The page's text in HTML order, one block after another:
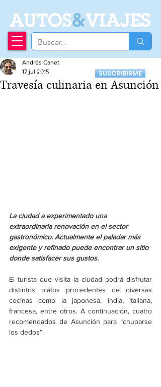
AUTOS&VIAJES
Recibí nuestro
Newsletter
SUSCRIBIRME
Travesía culinaria en Asunción
Andrés Canet
17 jul 2015
La ciudad a experimentado una
extraordinaria renovación en el sector
gastronómico. Actualmente el paladar más
exigente y refinado puede encontrar un sitio
donde satisfacer sus gustos.
El turista que visita la ciudad podrá disfrutar
distintos platos procedentes de diversas
cocinas como la japonesa, india, italiana,
francesa, entre otros. A continuación, cuatro
recomendados de Asunción para “chuparse
los dedos”.